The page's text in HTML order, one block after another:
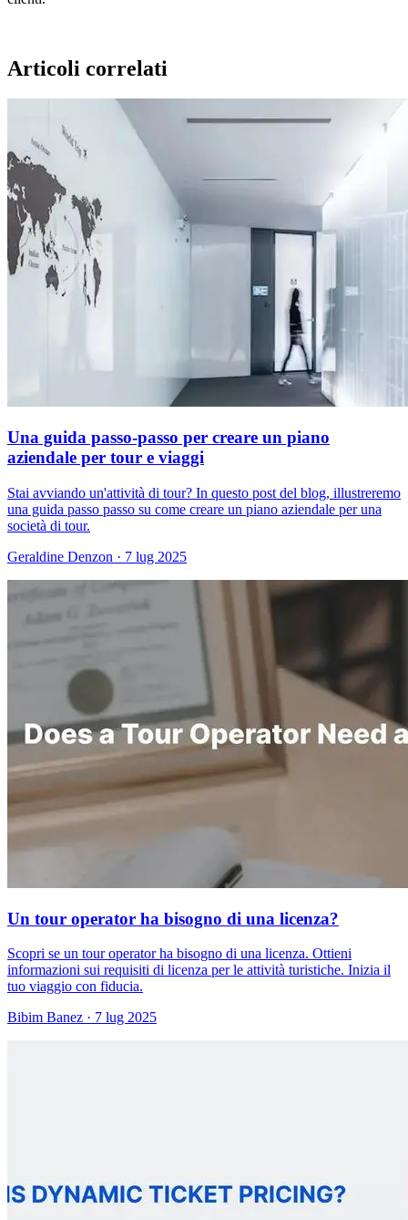
Articoli correlati
Una guida passo-passo per creare un piano
aziendale per tour e viaggi
Stai avviando un'attività di tour? In questo post del blog, illustreremo
una guida passo passo su come creare un piano aziendale per una
società di tour.
Geraldine Denzon · 7 lug 2025
Un tour operator ha bisogno di una licenza?
Scopri se un tour operator ha bisogno di una licenza. Ottieni
informazioni sui requisiti di licenza per le attività turistiche. Inizia il
tuo viaggio con fiducia.
Bibim Banez · 7 lug 2025